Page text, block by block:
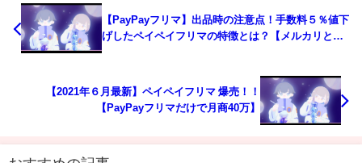
【PayPayフリマ】出品時の注意点！手数料５％値下
げしたペイペイフリマの特徴とは？【メルカリと徹
【2021年６月最新】ペイペイフリマ 爆売！！
【PayPayフリマだけで月商40万】